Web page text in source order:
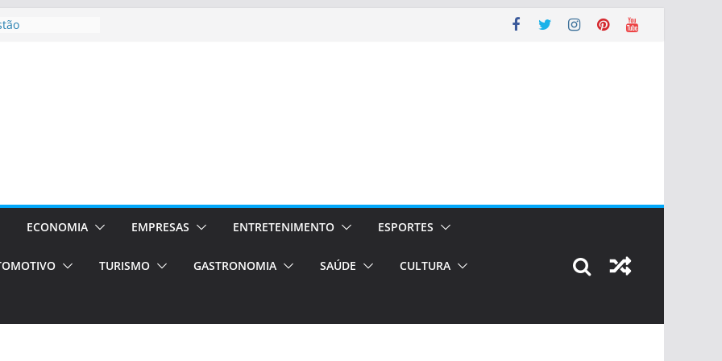
em Porto
de transfer,
de alto padrão
–
o segundo
únicas e
volta!ECONOMIA EMPRESAS ENTRETENIMENTO ESPORTES
TURISMO GASTRONOMIA SAÚDE CULTURA